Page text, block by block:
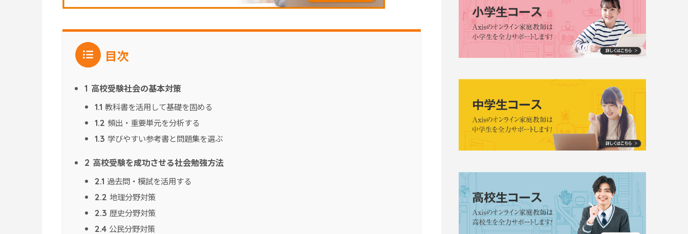
目次
1 高校受験社会の基本対策
1.1 教科書を活用して基礎を固める
1.2 頻出・重要単元を分析する
1.3 学びやすい参考書と問題集を選ぶ
2 高校受験を成功させる社会勉強方法
2.1 過去問・模試を活用する
2.2 地理分野対策
2.3 歴史分野対策
2.4 公民分野対策